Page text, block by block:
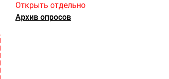
Открыть отдельно
Архив опросов